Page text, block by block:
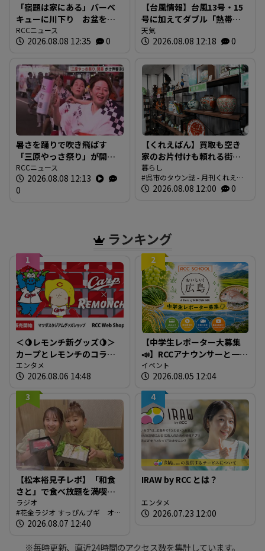
「宿題は家にある」バーベ
キューに川下り お盆をふ
るさとで 帰省ラッシュピ
ークで新幹線の下りはほぼ
物を持った人たちで混雑
広島
RCCニュース
2026.08.08 12:35 0
【台風情報】台風13号・15
号に加えてダブル「熱帯低
気圧」発生へ 15号はお盆
に日本直撃か ※18日まで
ン 【8日正午現在】
天気
2026.08.08 12:18 0
暑さを踊りで吹き飛ばす
「三原やっさ祭り」が開
幕 元気なかけ声が響き渡
り 広島・三原市
RCCニュース
2026.08.08 12:13
0
【くれえばん】買取も空き
家のお片付けも頼れる街の
便利なお店「くれリサイク
ルショップ 環（めぐる）」
暮らし
呉市のタウン誌 - 月刊くれえば
ん 2026.08.08 12:00 0
ランキング
1
＜🍋レモンチ新グッズ🍋＞
カープとレモンチのコラボ
グッズが登場！
エンタメ
2026.08.06 14:48
2
【中学生レポーター大募集
📣】RCCアナウンサーと一緒
に「広島の食」の現場を取
材しよう！
イベント
2026.08.05 12:04
3
【松本裕見子レポ】「和食
さと」で食べ放題を満喫！
「さとしゃぶ」を体験！！
（RCCラジオ「花金ラジオ
すっぴんブギ」企画）
ラジオ
花金ラジオ すっぴんブギ オン
エア情報
2026.08.07 12:40
4
IRAW by RCC とは？
エンタメ
2026.07.23 12:00
※毎時更新、直近24時間のアクセス数を集計しています。